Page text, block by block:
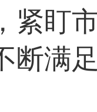
紧盯
断满